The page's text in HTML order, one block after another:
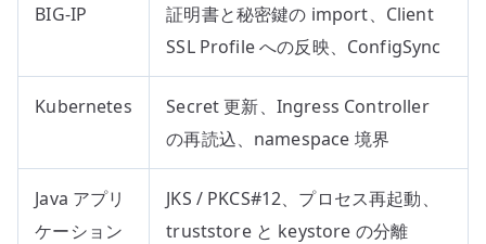
BIG-IP
証明書と秘密鍵の import、Client
SSL Profile への反映、ConfigSync
Kubernetes
Secret 更新、Ingress Controller
の再読込、namespace 境界
Java アプリ
ケーション
JKS / PKCS#12、プロセス再起動、
truststore と keystore の分離